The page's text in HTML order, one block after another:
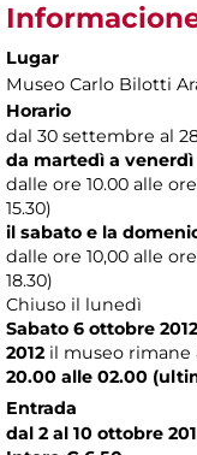
Lugar
Museo Carlo Bilotti
Horario
dal 30 settembre al
da martedì a venerdì
dalle ore 10.00 alle
15.30)
il sabato e la
dalle ore 10,00 alle
18.30)
Chiuso il lunedì
Sabato 6 ottobre 2012
2012 il museo rimane
20.00 alle 02.00
Entrada
dal 2 al 10 ottobre